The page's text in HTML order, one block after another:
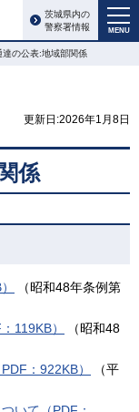
MENU
茨城県内の
警察署情報
達の公表:地域部関係
更新日:2026年1月8日
係
（昭和48年条例第
119KB）
（昭和48
：922KB）
（平